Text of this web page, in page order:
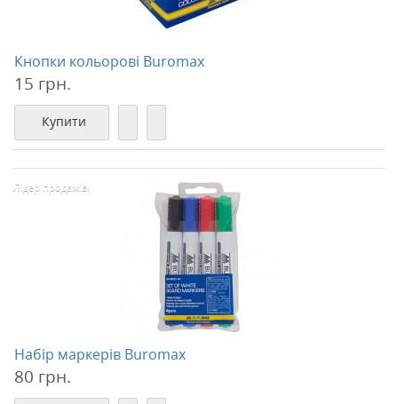
Кнопки кольорові Buromax
15 грн.
Купити
Лідер продажів!
Набір маркерів Buromax
80 грн.